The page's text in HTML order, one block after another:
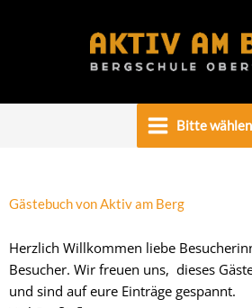
Bitte
Gästebuch von Aktiv am Berg
Herzlich Willkommen liebe
Besucher. Wir freuen uns, dieses
und sind auf eure Einträge gespannt.